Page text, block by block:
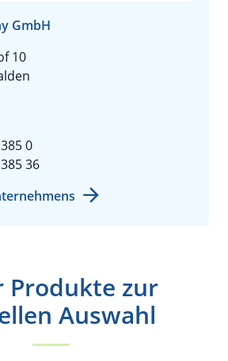
GmbH
10
0
36
Produkte zur
Auswahl